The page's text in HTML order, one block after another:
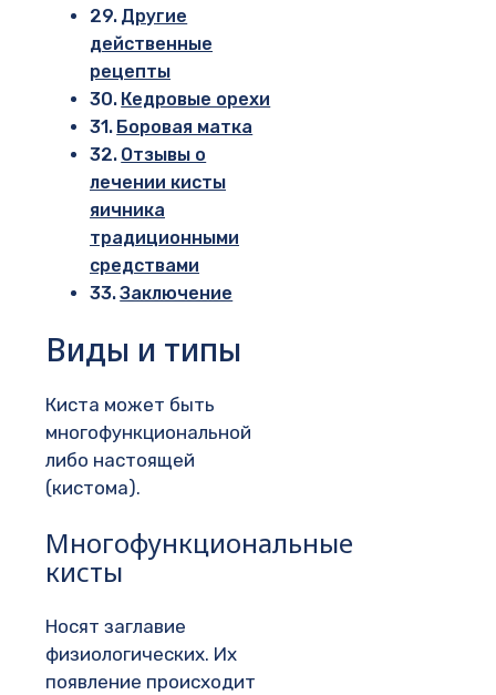
Другие
действенные
рецепты
Кедровые орехи
Боровая матка
Отзывы о
лечении кисты
яичника
традиционными
средствами
Заключение
Виды и типы
Киста может быть
многофункциональной
либо настоящей
(кистома).
Многофункциональные
кисты
Носят заглавие
физиологических. Их
появление происходит